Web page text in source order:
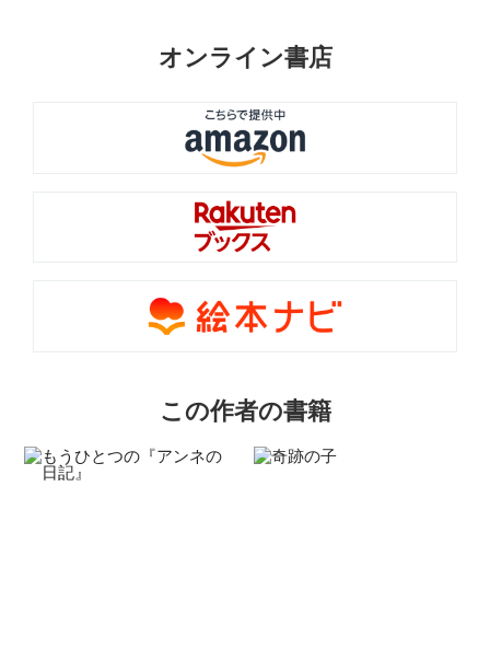
オンライン書店
この作者の書籍